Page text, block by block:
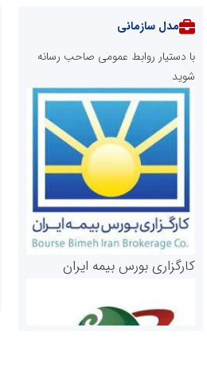
مدل سازمانی
با دستیار روابط عمومی صاحب رسانه
شوید
کارگزاری بورس بیمه ایران